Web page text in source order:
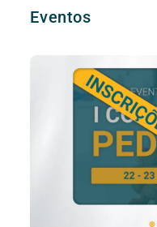
Eventos